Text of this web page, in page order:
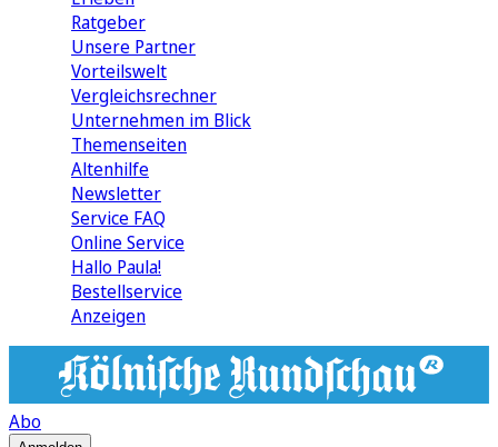
Ratgeber
Unsere Partner
Vorteilswelt
Vergleichsrechner
Unternehmen im Blick
Themenseiten
Altenhilfe
Newsletter
Service FAQ
Online Service
Hallo Paula!
Bestellservice
Anzeigen
Abo